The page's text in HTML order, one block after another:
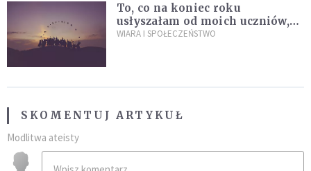
To, co na koniec roku
usłyszałam od moich uczniów,
idealnie tłumaczy nową
WIARA I SPOŁECZEŃSTWO
SKOMENTUJ ARTYKUŁ
Modlitwa ateisty